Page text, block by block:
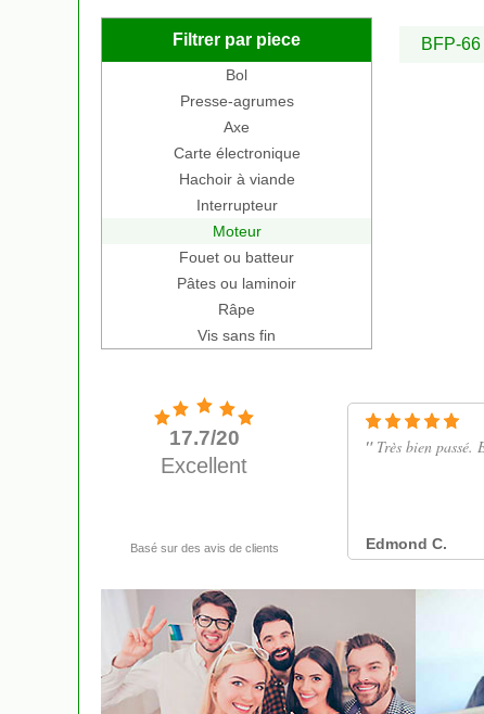
Filtrer par piece
Bol
Presse-agrumes
Axe
Carte électronique
Hachoir à viande
Interrupteur
Moteur
Fouet ou batteur
Pâtes ou laminoir
Râpe
Vis sans fin
BFP-66